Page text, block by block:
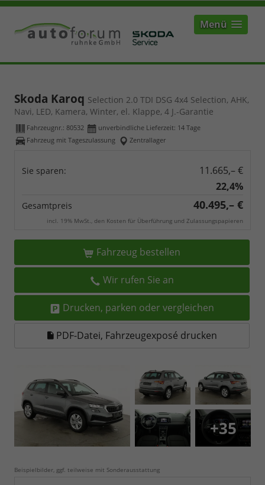
Menü
Skoda Karoq Selection 2.0 TDI DSG 4x4 Selection, AHK,
Navi, LED, Kamera, Winter, el. Klappe, 4 J.-Garantie
Fahrzeugnr.: 80532 unverbindliche Lieferzeit: 14 Tage
Fahrzeug mit Tageszulassung
Zentrallager
Sie sparen:
11.665,– €
22,4%
Gesamtpreis 40.495,– €
incl. 19% MwSt., den Kosten für Überführung und Zulassungspapieren
Fahrzeug bestellen
Wir rufen Sie an
Drucken, parken oder vergleichen
PDF-Datei, Fahrzeugexposé drucken
+35
Beispielbilder, ggf. teilweise mit Sonderausstattung